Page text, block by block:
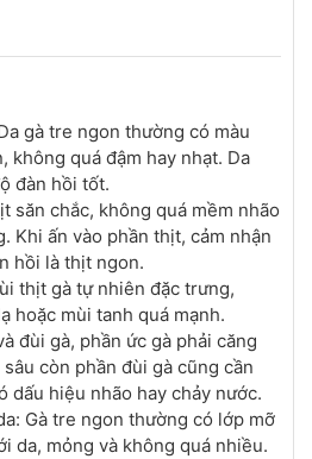
gà tre ngon thường có màu
không quá đậm hay nhạt. Da
đàn hồi tốt.
săn chắc, không quá mềm nhão
Khi ấn vào phần thịt, cảm nhận
hồi là thịt ngon.
thịt gà tự nhiên đặc trưng,
hoặc mùi tanh quá mạnh.
đùi gà, phần ức gà phải căng
còn phần đùi gà cũng cần
dấu hiệu nhão hay chảy nước.
Gà tre ngon thường có lớp mỡ
da, mỏng và không quá nhiều.